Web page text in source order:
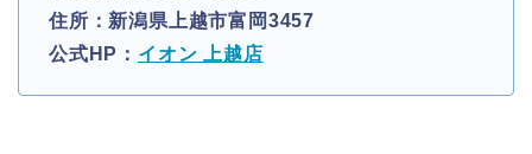
住所：新潟県上越市富岡3457
公式HP： イオン 上越店